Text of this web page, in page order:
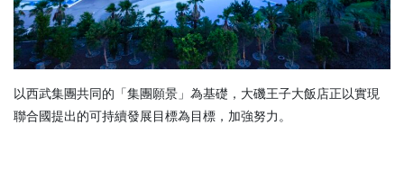
以西武集團共同的「集團願景」為基礎，大磯王子大飯店正以實現
聯合國提出的可持續發展目標為目標，加強努力。